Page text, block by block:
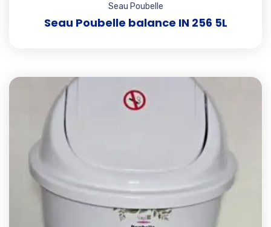
Seau Poubelle
Seau Poubelle balance IN 256 5L